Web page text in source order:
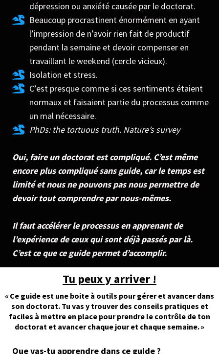
dépression ou anxiété causée par le doctorat.
Beaucoup procrastinent énormément en ayant
l’impression de n’avoir rien fait de productif
pendant la semaine et devoir compenser en
travaillant le weekend (cercle vicieux).
Isolation et stress.
C’est presque comme si ces sentiments étaient
normaux et faisaient partie du processus comme
un mal nécessaire.
PhDs: the tortuous truth. Nature’s survey
Oui, faire un doctorat est compliqué. C’est même
encore plus compliqué sans guide, car le temps est
limité et nous ne pouvons pas nous permettre de
devoir tout comprendre par nous-mêmes.
Il faut accélérer le processus en apprenant de
l’expérience de ceux qui sont déjà passés par là.
C’est ce que ce guide permet d’accomplir.
Tu peux y arriver !
« Ce guide est une boite à outils pour gérer et avancer dans
son doctorat. Tu vas y trouver des conseils pratiques et
faciles à mettre en place pour prendre le contrôle de ton
doctorat et avancer chaque jour et chaque semaine. »
Que vas-tu apprendre dans ce guide ?